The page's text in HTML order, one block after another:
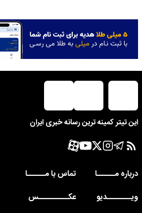
این تیتر کمینه ترین رسانه خبری ایران
درباره مــــــا
تماس با مــــــا
ویــــــــدیو
عکــــــــــس